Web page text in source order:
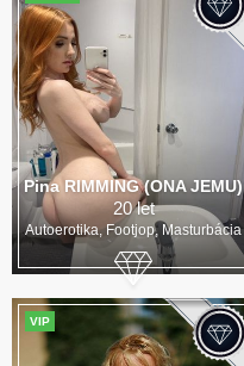
Pina RIMMING (ONA JEMU)
20 let
Autoerotika, Footjop, Masturbácia
VIP